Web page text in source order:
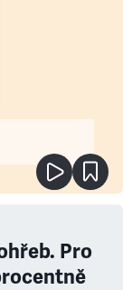
Pro